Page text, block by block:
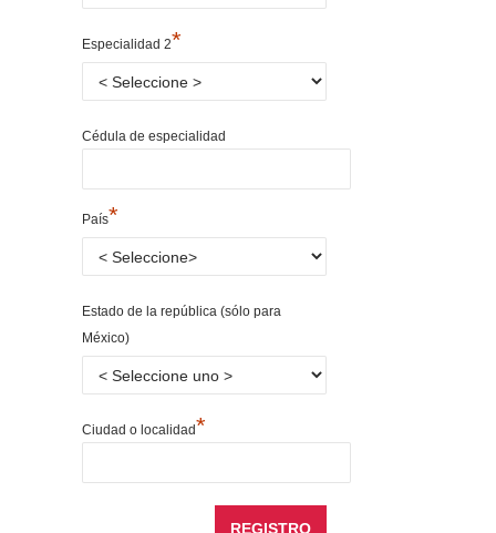
Especialidad 2*
Cédula de especialidad
País*
Estado de la república (sólo para
México)
Ciudad o localidad*